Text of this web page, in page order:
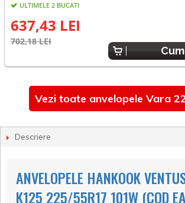
ULTIMELE 2 BUCATI
637,43 LEI
702,18 LEI
Vezi toate anvelopele Vara
Descriere
ANVELOPELE HANKOOK
K125 225/55R17 101W (COD